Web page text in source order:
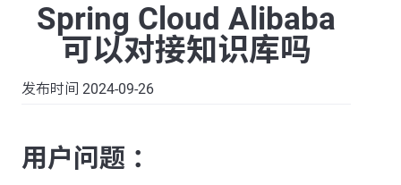
Spring Cloud Alibaba
可以对接知识库吗
发布时间 2024-09-26
用户问题 ：